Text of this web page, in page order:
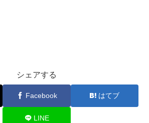
シェアする
Facebook はてブ
LINE